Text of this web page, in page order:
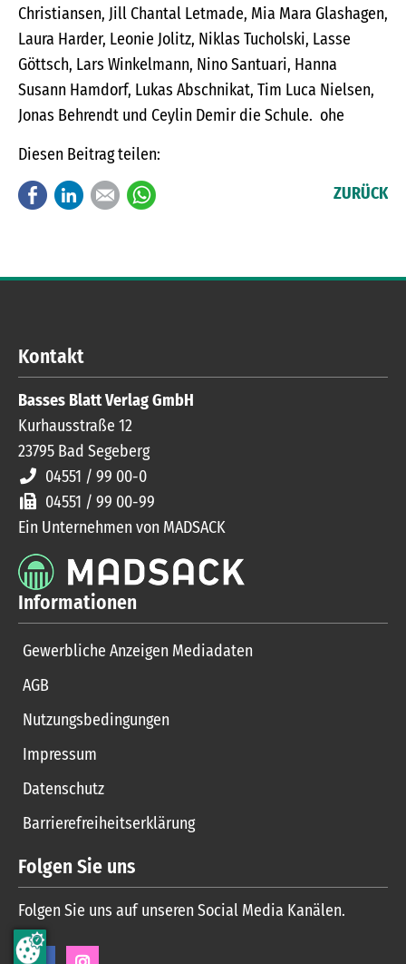
Christiansen, Jill Chantal Letmade, Mia Mara Glashagen,
Laura Harder, Leonie Jolitz, Niklas Tucholski, Lasse
Göttsch, Lars Winkelmann, Nino Santuari, Hanna
Susann Hamdorf, Lukas Abschnikat, Tim Luca Nielsen,
Jonas Behrendt und Ceylin Demir die Schule. ohe
Diesen Beitrag teilen:
FacebookLinkedInE-mail ZURÜCK
Kontakt
Basses Blatt Verlag GmbH
Kurhausstraße 12
23795 Bad Segeberg
04551 / 99 00-0
04551 / 99 00-99
Ein Unternehmen von MADSACK
Informationen
Gewerbliche Anzeigen Mediadaten
AGB
Nutzungsbedingungen
Impressum
Datenschutz
Barrierefreiheitserklärung
Folgen Sie uns
Folgen Sie uns auf unseren Social Media Kanälen.